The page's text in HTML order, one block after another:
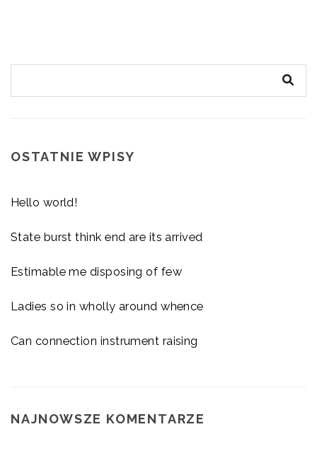
OSTATNIE WPISY
Hello world!
State burst think end are its arrived
Estimable me disposing of few
Ladies so in wholly around whence
Can connection instrument raising
NAJNOWSZE KOMENTARZE